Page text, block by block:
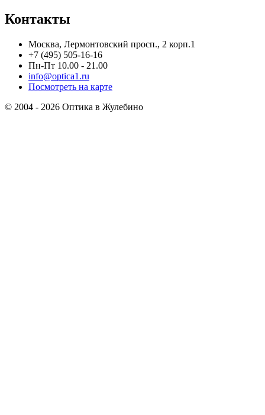
Контакты
Москва, Лермонтовский просп., 2 корп.1
+7 (495) 505-16-16
Пн-Пт 10.00 - 21.00
info@optica1.ru
Посмотреть на карте
© 2004 - 2026 Оптика в Жулебино